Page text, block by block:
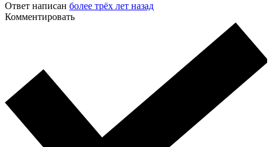
Ответ написан более трёх лет назад
Комментировать